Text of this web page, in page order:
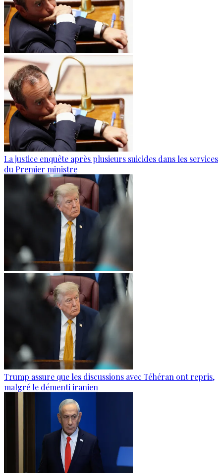
La justice enquête après plusieurs suicides dans les services
du Premier ministre
Trump assure que les discussions avec Téhéran ont repris,
malgré le démenti iranien